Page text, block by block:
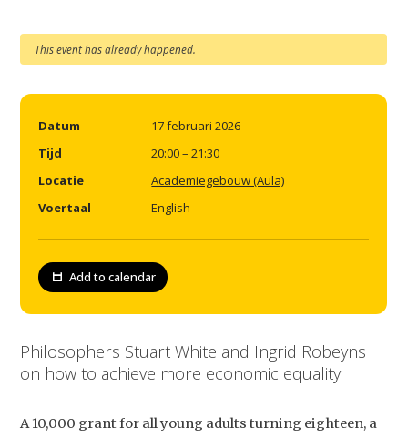
Datum
17 februari 2026
Tijd
20:00 – 21:30
Locatie
Academiegebouw (Aula)
Voertaal
English
Add to calendar
This event has already happened.
Philosophers Stuart White and Ingrid Robeyns
on how to achieve more economic equality.
A 10,000 grant for all young adults turning eighteen, a